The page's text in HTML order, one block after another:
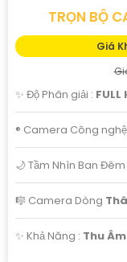
TRỌN BỘ
Giá
✨ Độ Phân giải : FULL
®️ Camera Công
🌙 Tầm Nhìn Ban Đêm
🎼️ Camera Dòng
️✨ Khả Năng : Thu